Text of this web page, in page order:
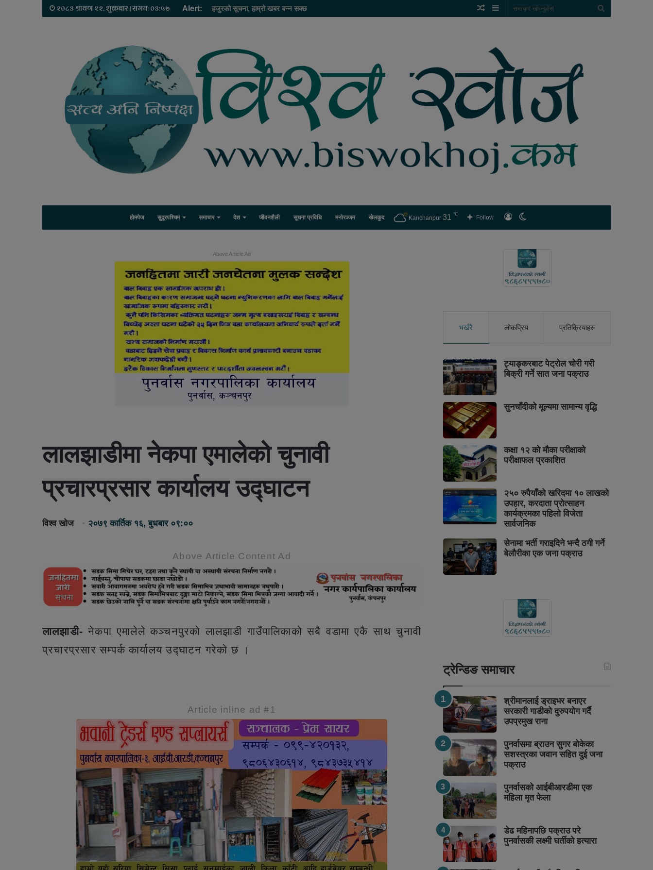
२०८३ श्रावण २२, शुक्रबार | समय: ०३:५७ Alert: हजुरको सूचना, हाम्रो खबर बन्न सक्छ Sidebar
Random
होमपेज सुदूरपश्चिम समाचार देश जीवनशैली सूचना प्रविधि मनोरञ्जन खेलकुद लगइन
Follow
Kanchanpur 31 ℃
Above Article Ad
लालझाडीमा नेकपा एमालेको चुनावी
प्रचारप्रसार कार्यालय उद्घाटन
विश्व खोज २०७९ कार्तिक १६, बुधबार ०९:००
Above Article Content Ad
लालझाडी- नेकपा एमालेले कञ्चनपुरको लालझाडी गाउँपालिकाको सबै वडामा एकै साथ चुनावी
प्रचारप्रसार सम्पर्क कार्यालय उद्घाटन गरेको छ ।
Article inline ad #1
भर्खरै लोकप्रिय प्रतिक्रियाहरु
ट्याङ्करबाट पेट्रोल चोरी गरी
बिक्री गर्ने सात जना पक्राउ
सुनचाँदीको मूल्यमा सामान्य वृद्धि
कक्षा १२ को मौका परीक्षाको
परीक्षाफल प्रकाशित
२५० रुपैयाँको खरिदमा १० लाखको
उपहार, करदाता प्रोत्साहन
कार्यक्रमका पहिलो विजेता
सार्वजनिक
सेनामा भर्ती गराइदिने भन्दै ठगी गर्ने
बेलौरीका एक जना पक्राउ
ट्रेन्डिङ समाचार
श्रीमानलाई ड्राइभर बनाएर
सरकारी गाडीको दुरुपयोग गर्दै
उपप्रमुख राना
पुनर्वासमा ब्राउन सुगर बोकेका
सशस्त्रका जवान सहित दुई जना
पक्राउ
पुनर्वासको आईबीआरडीमा एक
महिला मृत फेला
डेढ महिनापछि पक्राउ परे
पुनर्वासकी लक्ष्मी घर्तीको हत्यारा